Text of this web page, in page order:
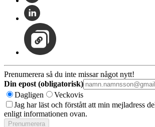
Prenumerera så du inte missar något nytt!
Din epost (obligatorisk)
Dagligen
Veckovis
Jag har läst och förstått att min mejladress
enligt informationen ovan.